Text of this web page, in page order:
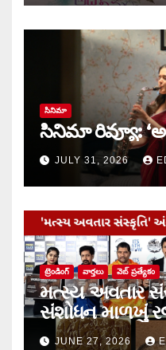
సినిమా
సినిమా రివ్యూ:
JULY 31, 2026
ట్రెండింగ్ వార్త‌లు వెబ్ ప్రత్యేకం
મત્સ્ય અવતાર
સંશોધન માળખું
JUNE 27, 2026